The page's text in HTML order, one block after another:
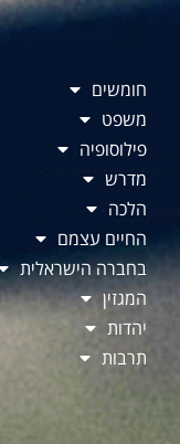
חומשים
משפט
פילוסופיה
מדרש
הלכה
החיים עצמם
בחברה הישראלית
המגזין
יהדות
תרבות